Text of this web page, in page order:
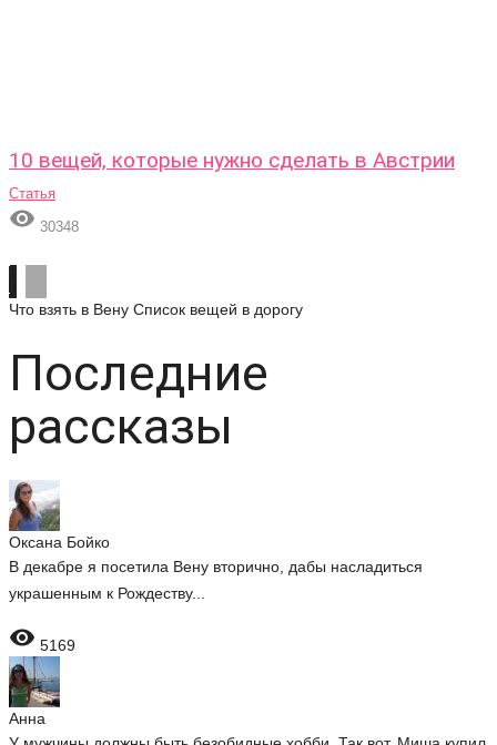
10 вещей, которые нужно сделать в Австрии
Статья
 30348
Что взять в Вену Список вещей в дорогу
Последние
рассказы
Оксана Бойко
В декабре я посетила Вену вторично, дабы насладиться
украшенным к Рождеству...
 5169
Анна